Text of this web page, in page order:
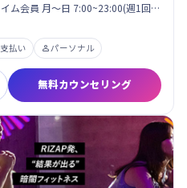
ム会員 月〜日 7:00~23:00(週1回…
払い パーソナル
無料カウンセリング